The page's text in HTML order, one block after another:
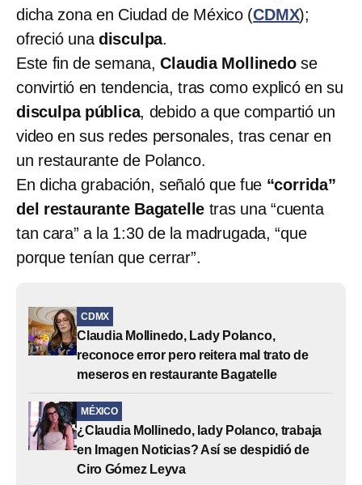
dicha zona en Ciudad de México (CDMX);
ofreció una disculpa.
Este fin de semana,Claudia Mollinedose
convirtió en tendencia, tras como explicó en su
disculpa pública, debido a que compartió un
video en sus redes personales, tras cenar en
un restaurante de Polanco.
En dicha grabación, señaló que fue “corrida”
del restaurante Bagatelle tras una “cuenta
tan cara” a la 1:30 de la madrugada, “que
porque tenían que cerrar”.
CDMX
Claudia Mollinedo, Lady Polanco,
reconoce error pero reitera mal trato de
meseros en restaurante Bagatelle
MÉXICO
¿Claudia Mollinedo, lady Polanco, trabaja
en Imagen Noticias? Así se despidió de
Ciro Gómez Leyva